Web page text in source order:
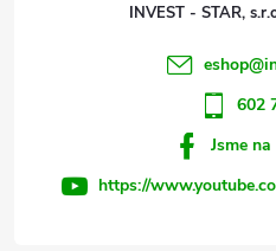
INVEST - STAR,
eshop@
602
Jsme
https://